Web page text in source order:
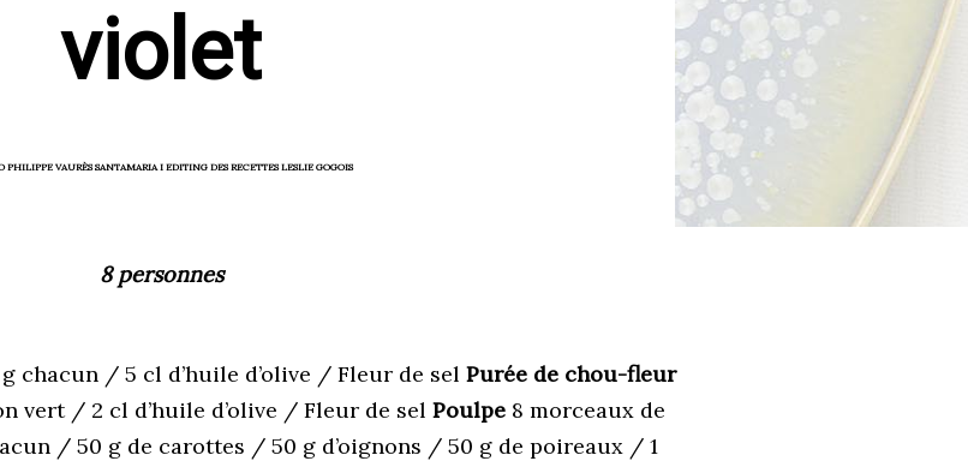
violet
PHILIPPE VAURÈS SANTAMARIA I EDITING DES RECETTES LESLIE GOGOIS
8 personnes
chacun / 5 cl d’huile d’olive / Fleur de sel Purée de chou-fleur
vert / 2 cl d’huile d’olive / Fleur de sel Poulpe8 morceaux de
/ 50 g de carottes / 50 g d’oignons / 50 g de poireaux / 1